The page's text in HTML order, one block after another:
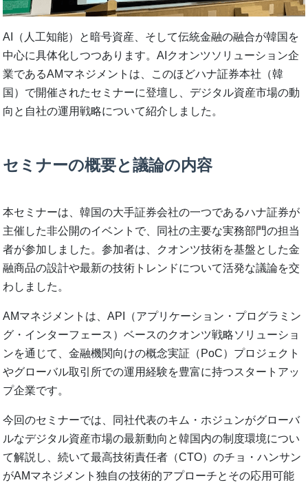
AI（人工知能）と暗号資産、そして伝統金融の融合が韓国を
中心に具体化しつつあります。AIクオンツソリューション企
業であるAMマネジメントは、このほどハナ証券本社（韓
国）で開催されたセミナーに登壇し、デジタル資産市場の動
向と自社の運用戦略について紹介しました。
セミナーの概要と議論の内容
本セミナーは、韓国の大手証券会社の一つであるハナ証券が
主催した非公開のイベントで、同社の主要な実務部門の担当
者が参加しました。参加者は、クオンツ技術を基盤とした金
融商品の設計や最新の技術トレンドについて活発な議論を交
わしました。
AMマネジメントは、API（アプリケーション・プログラミン
グ・インターフェース）ベースのクオンツ戦略ソリューショ
ンを通じて、金融機関向けの概念実証（PoC）プロジェクト
やグローバル取引所での運用経験を豊富に持つスタートアッ
プ企業です。
今回のセミナーでは、同社代表のキム・ホジュンがグローバ
ルなデジタル資産市場の最新動向と韓国内の制度環境につい
て解説し、続いて最高技術責任者（CTO）のチョ・ハンサン
がAMマネジメント独自の技術的アプローチとその応用可能